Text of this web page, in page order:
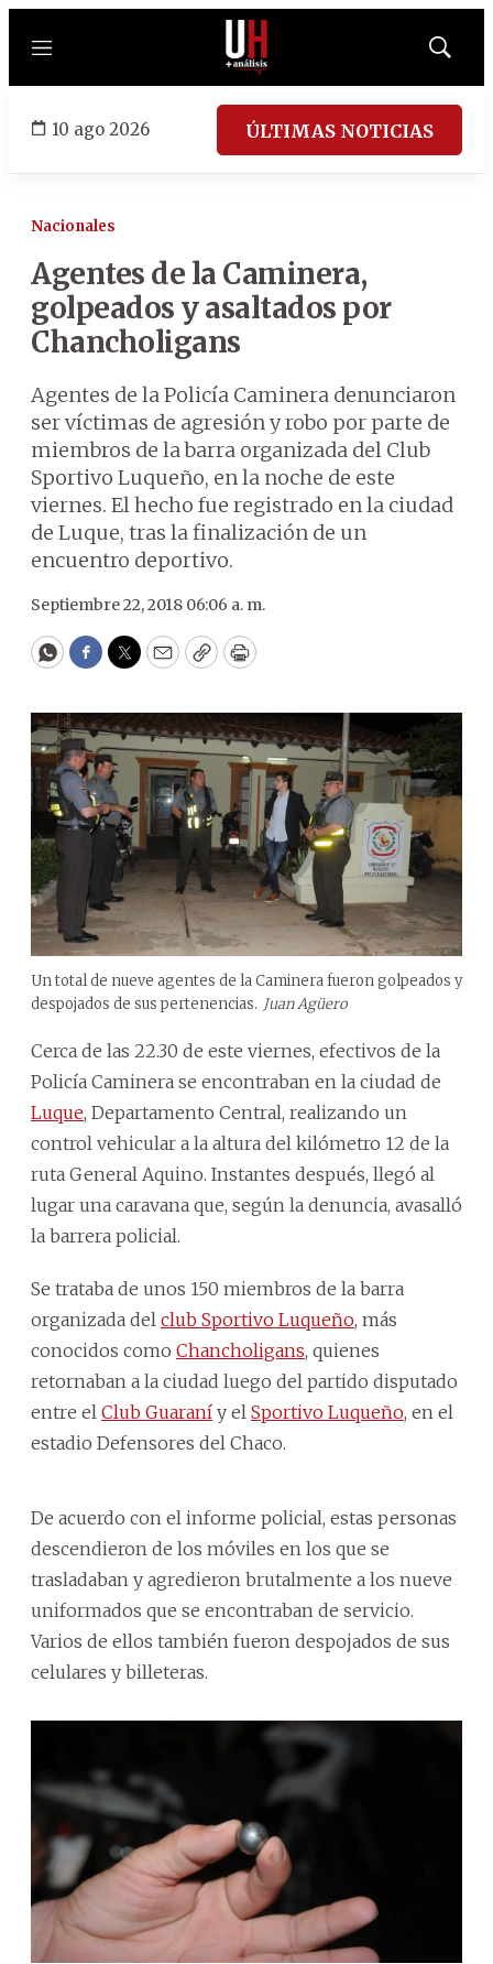
Menú
Mostrar
10 ago 2026 ÚLTIMAS NOTICIAS
Nacionales
Agentes de la Caminera,
golpeados y asaltados por
Chancholigans
Agentes de la Policía Caminera denunciaron
ser víctimas de agresión y robo por parte de
miembros de la barra organizada del Club
Sportivo Luqueño, en la noche de este
viernes. El hecho fue registrado en la ciudad
de Luque, tras la finalización de un
encuentro deportivo.
Septiembre 22, 2018 06:06 a. m.
WhatsApp
Facebook
Twitter
EmailCopyPrint
Un total de nueve agentes de la Caminera fueron golpeados y
despojados de sus pertenencias. Juan Agüero
Cerca de las 22.30 de este viernes, efectivos de la
Policía Caminera se encontraban en la ciudad de
Luque, Departamento Central, realizando un
control vehicular a la altura del kilómetro 12 de la
ruta General Aquino. Instantes después, llegó al
lugar una caravana que, según la denuncia, avasalló
la barrera policial.
Se trataba de unos 150 miembros de la barra
organizada del club Sportivo Luqueño, más
conocidos como Chancholigans, quienes
retornaban a la ciudad luego del partido disputado
entre el Club Guaraní y el Sportivo Luqueño, en el
estadio Defensores del Chaco.
De acuerdo con el informe policial, estas personas
descendieron de los móviles en los que se
trasladaban y agredieron brutalmente a los nueve
uniformados que se encontraban de servicio.
Varios de ellos también fueron despojados de sus
celulares y billeteras.